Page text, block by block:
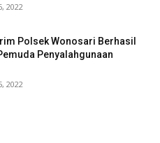
2022
Polsek Wonosari Berhasil
Penyalahgunaan
2022